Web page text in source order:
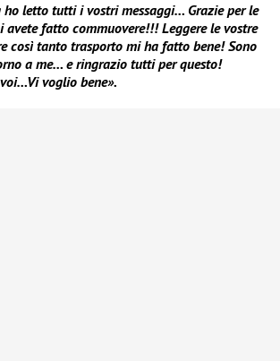
ho letto tutti i vostri messaggi… Grazie per le
avete fatto commuovere!!! Leggere le vostre
così tanto trasporto mi ha fatto bene! Sono
a me… e ringrazio tutti per questo!
voglio bene».